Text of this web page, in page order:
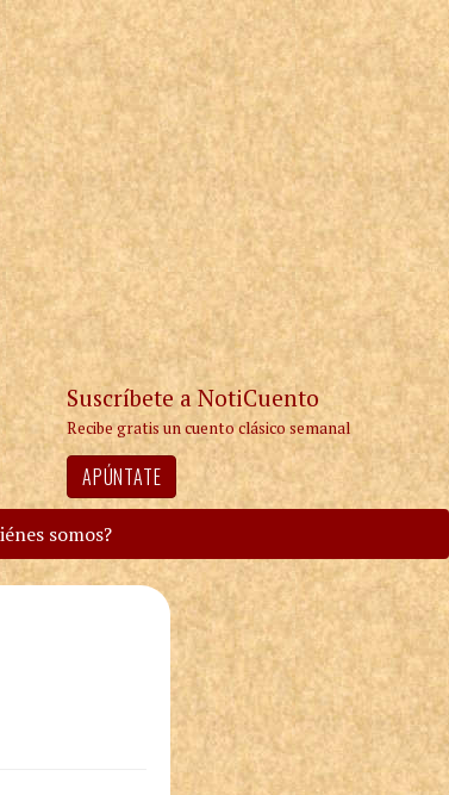
Suscríbete a NotiCuento
Recibe gratis un cuento clásico semanal
APÚNTATE
somos?